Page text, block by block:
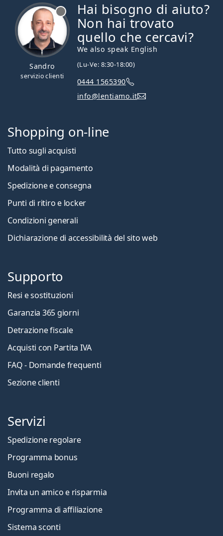
Sandro
servizio clienti
Hai bisogno di aiuto?
Non hai trovato
quello che cercavi?
We also speak English
(Lu-Ve: 8:30-18:00)
0444 1565390
info@lentiamo.it
Shopping on-line
Tutto sugli acquisti
Modalità di pagamento
Spedizione e consegna
Punti di ritiro e locker
Condizioni generali
Dichiarazione di accessibilità del sito web
Supporto
Resi e sostituzioni
Garanzia 365 giorni
Detrazione fiscale
Acquisti con Partita IVA
FAQ - Domande frequenti
Sezione clienti
Servizi
Spedizione regolare
Programma bonus
Buoni regalo
Invita un amico e risparmia
Programma di affiliazione
Sistema sconti